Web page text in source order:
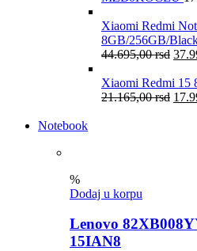
Xiaomi Redmi
8GB/256GB/
44.695,00rsd
Xiaomi Redmi 15
21.165,00rsd
Notebook
%
Dodaj u korpu
Lenovo
15IAN8